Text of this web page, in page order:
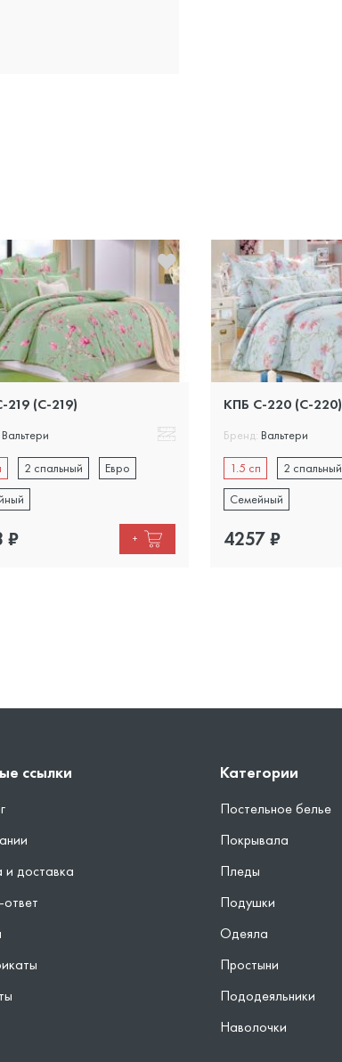
219 (C-219)
Вальтери
2 спальный
Евро
₽ +
КПБ С-220 (C-220)
Бренд: Вальтери
1.5 сп 2 спальный
Семейный
4257₽
ссылки
доставка
Категории
Постельное белье
Покрывала
Пледы
Подушки
Одеяла
Простыни
Пододеяльники
Наволочки